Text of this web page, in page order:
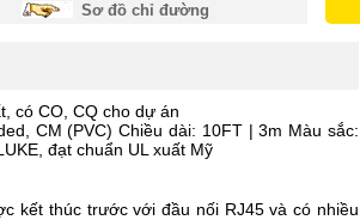
Sơ đồ chỉ đường
có CO, CQ cho dự án
CM (PVC) Chiều dài: 10FT | 3m Màu sắc:
đạt chuẩn UL xuất Mỹ
kết thúc trước với đầu nối RJ45 và có nhiều